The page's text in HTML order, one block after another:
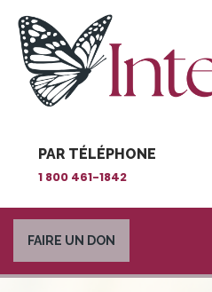
PAR TÉLÉPHONE
1 800 461-1842
FAIRE UN DON